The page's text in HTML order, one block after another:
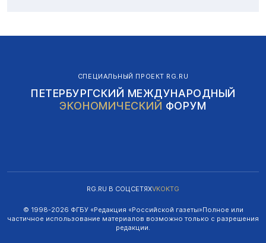
СПЕЦИАЛЬНЫЙ ПРОЕКТ RG.RU
ПЕТЕРБУРГСКИЙ МЕЖДУНАРОДНЫЙ
ЭКОНОМИЧЕСКИЙ ФОРУМ
© 1998-2026 ФГБУ «Редакция «Российской газеты»Полное или
частичное использование материалов возможно только с разрешения
редакции.
RG.RU В СОЦСЕТЯХVKOKTG